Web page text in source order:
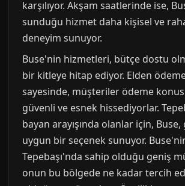
karşılıyor. Akşam saatlerinde ise,
sunduğu hizmet daha kişisel ve
deneyim sunuyor.
Buse'nin hizmetleri, bütçe dostu
bir kitleye hitap ediyor. Elden
sayesinde, müşteriler ödeme
güvenli ve esnek hissediyorlar.
bayan arayışında olanlar için,
uygun bir seçenek sunuyor.
Tepebaşı'nda sahip olduğu geniş
onun bu bölgede ne kadar tercih